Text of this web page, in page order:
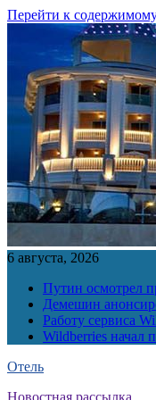
Перейти к
6 августа, 2026
Путин осмотрел
Демешин
Работу сервиса
Wildberries начал
Отель
Новостная рассылка